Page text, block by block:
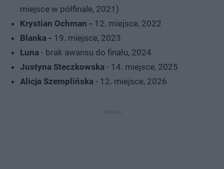
miejsce w półfinale, 2021)
Krystian Ochman - 12. miejsce, 2022
Blanka - 19. miejsce, 2023
Luna - brak awansu do finału, 2024
Justyna Steczkowska - 14. miejsce, 2025
Alicja Szemplińska - 12. miejsce, 2026